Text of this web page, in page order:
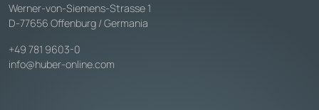
Werner-von-Siemens-Strasse 1
D-77656 Offenburg / Germania
+49 781 9603-0
info@huber-online.com